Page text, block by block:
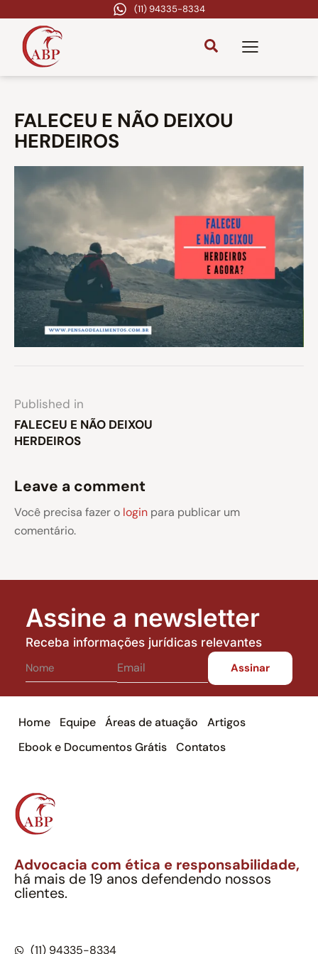
(11) 94335-8334
FALECEU E NÃO DEIXOU
HERDEIROS
Published in
FALECEU E NÃO DEIXOU
HERDEIROS
Leave a comment
Você precisa fazer o login para publicar um
comentário.
Assine a newsletter
Receba informações jurídicas relevantes
Home Equipe Áreas de atuação
Artigos
Ebook e Documentos Grátis
Contatos
Advocacia com ética e responsabilidade,
há mais de 19 anos defendendo nossos
clientes.
(11) 94335-8334